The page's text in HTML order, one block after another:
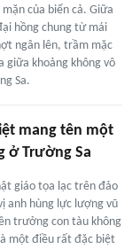
của biển cả. Giữa
hồng chung từ mái
ngân lên, trầm mặc
giữa khoảng không vô
Sa.
mang tên một
ở Trường Sa
giáo tọa lạc trên đảo
anh hùng lực lượng vũ
trưởng con tàu không
một điều rất đặc biệt